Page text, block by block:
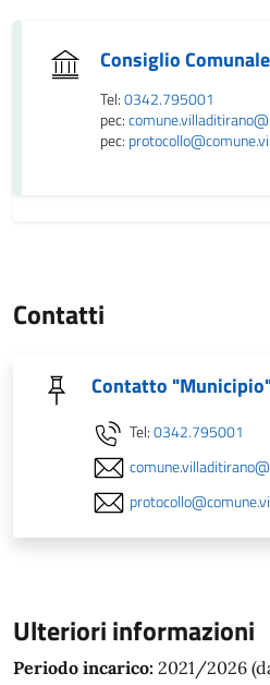
Consiglio Comunale
Tel:0342.795001
pec:
pec:
Contatti
Contatto
Tel:0342.795001
Ulteriori informazioni
Periodo incarico: 2021/2026